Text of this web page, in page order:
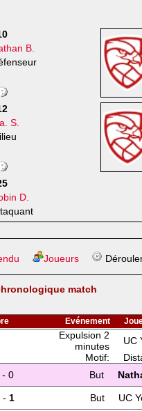
B.
S.
D.
Joueurs
match
Evénement
Expulsion 2
minutes
UC
Motif:
- 0 But
- 1 But UC